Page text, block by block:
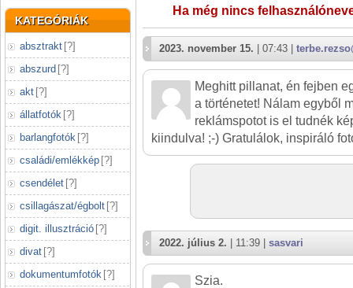
KATEGÓRIÁK
absztrakt [?]
abszurd [?]
akt [?]
állatfotók [?]
barlangfotók [?]
családi/emlékkép [?]
csendélet [?]
csillagászat/égbolt [?]
digit. illusztráció [?]
divat [?]
dokumentumfotók [?]
Ha még nincs
2023. november 15. | 07:43 |
Meghitt pillanat, én fejben
a történetet! Nálam egyből
reklámspotot is el tudnék
kiindulva! ;-) Gratulálok, inspiráló
2022. július 2. | 11:39 | sasvari
Szia.